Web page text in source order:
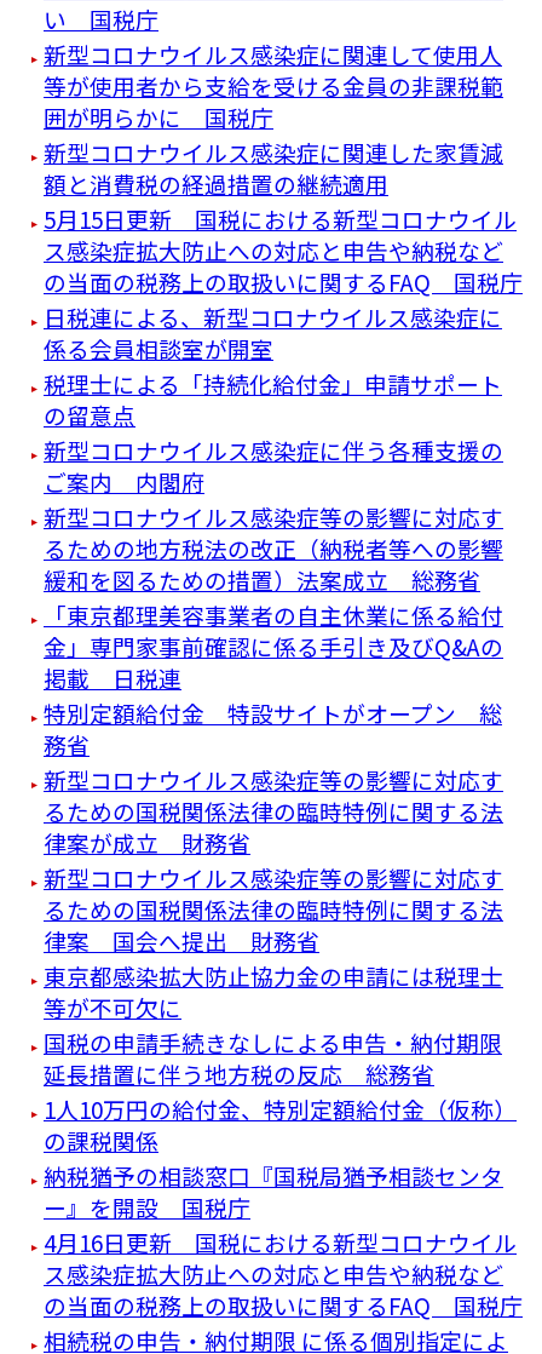
い 国税庁
新型コロナウイルス感染症に関連して使用人
等が使用者から支給を受ける金員の非課税範
囲が明らかに 国税庁
新型コロナウイルス感染症に関連した家賃減
額と消費税の経過措置の継続適用
5月15日更新 国税における新型コロナウイル
ス感染症拡大防止への対応と申告や納税など
の当面の税務上の取扱いに関するFAQ 国税庁
日税連による、新型コロナウイルス感染症に
係る会員相談室が開室
税理士による「持続化給付金」申請サポート
の留意点
新型コロナウイルス感染症に伴う各種支援の
ご案内 内閣府
新型コロナウイルス感染症等の影響に対応す
るための地方税法の改正（納税者等への影響
緩和を図るための措置）法案成立 総務省
「東京都理美容事業者の自主休業に係る給付
金」専門家事前確認に係る手引き及びQ&Aの
掲載 日税連
特別定額給付金 特設サイトがオープン 総
務省
新型コロナウイルス感染症等の影響に対応す
るための国税関係法律の臨時特例に関する法
律案が成立 財務省
新型コロナウイルス感染症等の影響に対応す
るための国税関係法律の臨時特例に関する法
律案 国会へ提出 財務省
東京都感染拡大防止協力金の申請には税理士
等が不可欠に
国税の申請手続きなしによる申告・納付期限
延長措置に伴う地方税の反応 総務省
1人10万円の給付金、特別定額給付金（仮称）
の課税関係
納税猶予の相談窓口『国税局猶予相談センタ
ー』を開設 国税庁
4月16日更新 国税における新型コロナウイル
ス感染症拡大防止への対応と申告や納税など
の当面の税務上の取扱いに関するFAQ 国税庁
相続税の申告・納付期限 に係る個別指定によ